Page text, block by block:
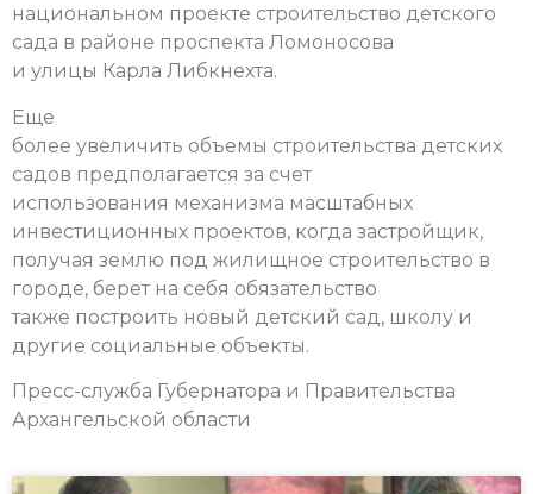
национальном проекте строительство детского
сада в районе проспекта Ломоносова
и улицы Карла Либкнехта.
Еще
более увеличить объемы строительства детских
садов предполагается за счет
использования механизма масштабных
инвестиционных проектов, когда застройщик,
получая землю под жилищное строительство в
городе, берет на себя обязательство
также построить новый детский сад, школу и
другие социальные объекты.
Пресс-служба Губернатора и Правительства
Архангельской области